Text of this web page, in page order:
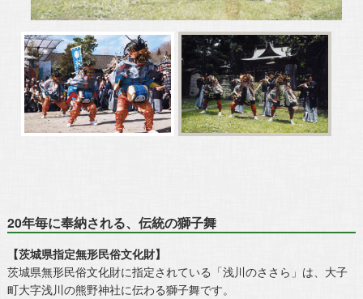
20年毎に奉納される、伝統の獅子舞
【茨城県指定無形民俗文化財】
茨城県無形民俗文化財に指定されている「浅川のささら」は、大子
町大字浅川の熊野神社に伝わる獅子舞です。